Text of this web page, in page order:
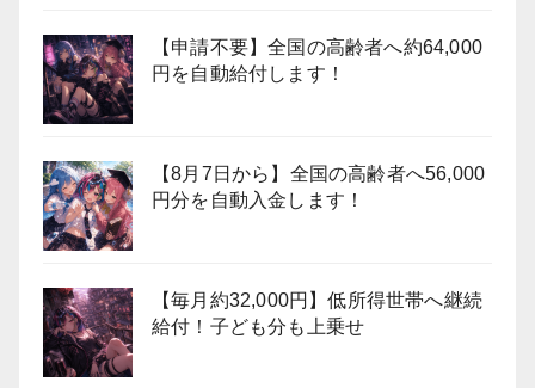
【申請不要】全国の高齢者へ約64,000
円を自動給付します！
【8月7日から】全国の高齢者へ56,000
円分を自動入金します！
【毎月約32,000円】低所得世帯へ継続
給付！子ども分も上乗せ